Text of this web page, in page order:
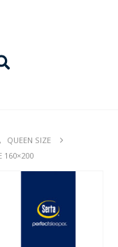
,
QUEEN SIZE
160×200